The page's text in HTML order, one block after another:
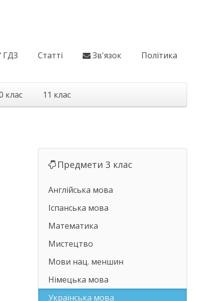
ГДЗ Статті Зв'язок Політика
клас 11 клас
Предмети 3 клас
Англійська мова
Іспанська мова
Математика
Мистецтво
Мови нац. меншин
Німецька мова
Українська мова